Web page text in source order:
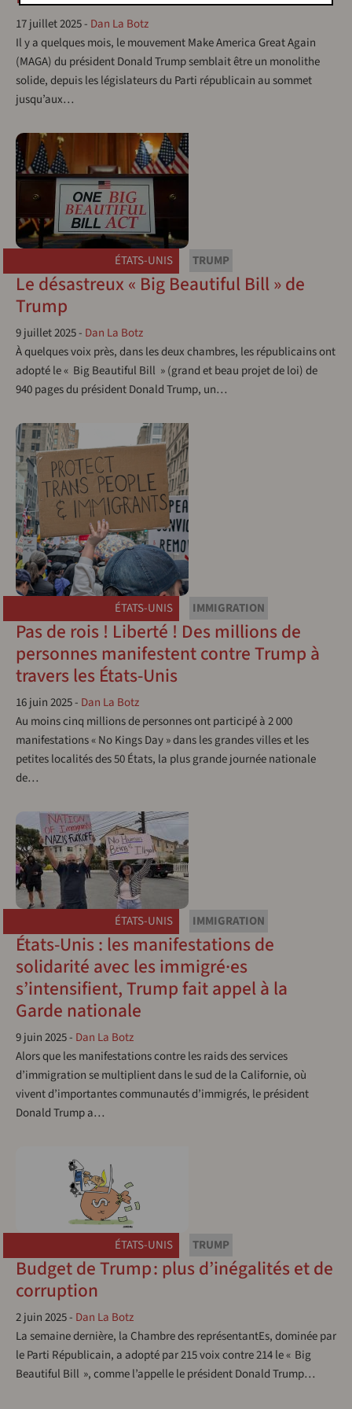
17 juillet 2025- Dan La Botz
Il y a quelques mois, le mouvement Make America Great Again
(MAGA) du président Donald Trump semblait être un monolithe
solide, depuis les législateurs du Parti républicain au sommet
jusqu’aux…
ÉTATS-UNIS TRUMP
Le désastreux « Big Beautiful Bill » de
Trump
9 juillet 2025- Dan La Botz
À quelques voix près, dans les deux chambres, les républicains ont
adopté le « Big Beautiful Bill » (grand et beau projet de loi) de
940 pages du président Donald Trump, un…
ÉTATS-UNIS IMMIGRATION
Pas de rois ! Liberté ! Des millions de
personnes manifestent contre Trump à
travers les États-Unis
16 juin 2025- Dan La Botz
Au moins cinq millions de personnes ont participé à 2 000
manifestations « No Kings Day » dans les grandes villes et les
petites localités des 50 États, la plus grande journée nationale
de…
ÉTATS-UNIS IMMIGRATION
États-Unis : les manifestations de
solidarité avec les immigré·es
s’intensifient, Trump fait appel à la
Garde nationale
9 juin 2025- Dan La Botz
Alors que les manifestations contre les raids des services
d’immigration se multiplient dans le sud de la Californie, où
vivent d’importantes communautés d’immigrés, le président
Donald Trump a…
ÉTATS-UNIS TRUMP
Budget de Trump : plus d’inégalités et de
corruption
2 juin 2025- Dan La Botz
La semaine dernière, la Chambre des représentantEs, dominée par
le Parti Républicain, a adopté par 215 voix contre 214 le « Big
Beautiful Bill », comme l’appelle le président Donald Trump…